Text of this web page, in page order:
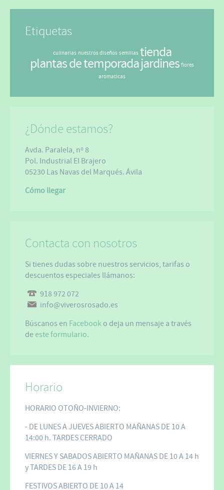
Etiquetas
culinarias nuestros diseños semillas tienda
plantas de temporadajardines flores
aromaticas
¿Dónde estamos?
Avda. Paralela, nº 8
Pol. Industrial El Brajero
05230 Las Navas del Marqués. Ávila
Cómo llegar
Contacta con nosotros
Si tienes dudas sobre nuestros servicios, tarifas o
descuentos especiales llámanos:
918 972 072
info@viverosrosado.es
Búscanos en Facebook o deja un mensaje a través
de este formulario.
Horario
HORARIO OTOÑO-INVIERNO:
- DE LUNES A JUEVES ABIERTO MAÑANAS DE 10 A
14:00 h. TARDES CERRADO
VIERNES Y SABADOS ABIERTO MAÑANAS DE 10 A 14 h
y TARDES DE 16 A 19 h
FESTIVOS ABIERTO DE 10 A 14